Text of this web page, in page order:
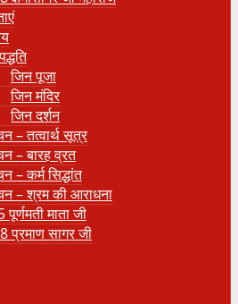
जिन पूजा
जिन मंदिर
जिन दर्शन
– तत्वार्थ सूत्र
– बारह व्रत
– कर्म सिद्धांत
– श्रम की आराधना
माता जी
प्रमाण सागर जी